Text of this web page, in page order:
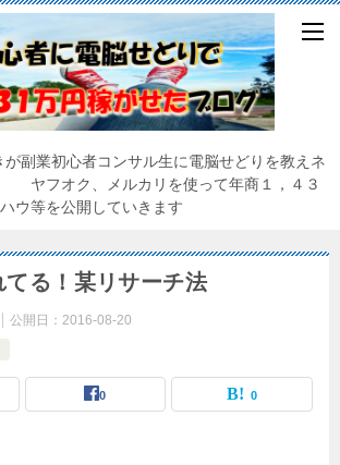
副業初心者コンサル生に電脳せどりを教えネ
フオク、メルカリを使って年商１，４３
ウ等を公開していきます
る！某リサーチ法
公開日： 2016-08-20
0 0